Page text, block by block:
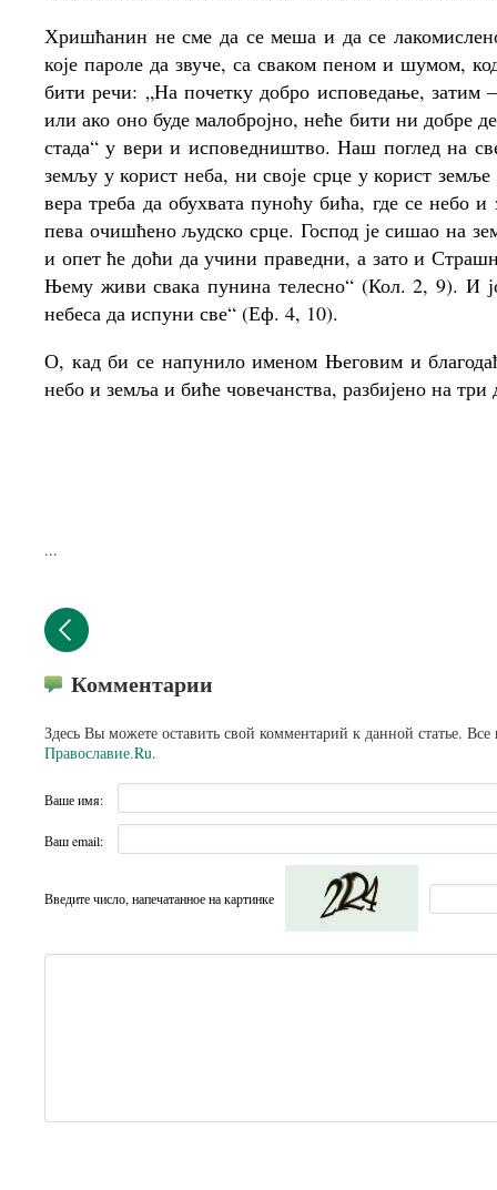
Хришћанин не сме да се меша и да се
које пароле да звуче, са сваком пеном и шумом,
бити речи: „На почетку добро исповедање, затим
или ако оно буде малобројно, неће бити ни добре
стада“ у вери и исповедништво. Наш поглед на
земљу у корист неба, ни своје срце у корист
вера треба да обухвата пуноћу бића, где се небо
пева очишћено људско срце. Господ је сишао на
и опет ће доћи да учини праведни, а зато и
Њему живи свака пунина телесно“ (Кол. 2, 9). И
небеса да испуни све“ (Еф. 4, 10).
О, кад би се напунило именом Његовим и
небо и земља и биће човечанства, разбијено на
...
Комментарии
Здесь Вы можете оставить свой комментарий к данной статье.
Православие.Ru.
Ваше имя:
Ваш email:
Введите число, напечатанное на картинке